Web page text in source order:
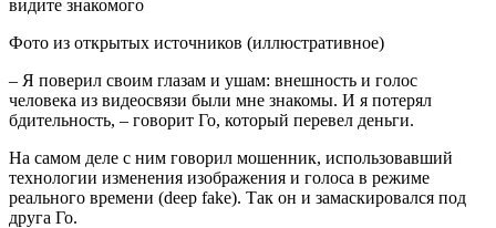
Фото из открытых источников (иллюстративное)
– Я поверил своим глазам и ушам: внешность и голос
человека из видеосвязи были мне знакомы. И я потерял
бдительность, – говорит Го, который перевел деньги.
На самом деле с ним говорил мошенник, использовавший
технологии изменения изображения и голоса в режиме
реального времени (deep fake). Так он и замаскировался под
друга Го.